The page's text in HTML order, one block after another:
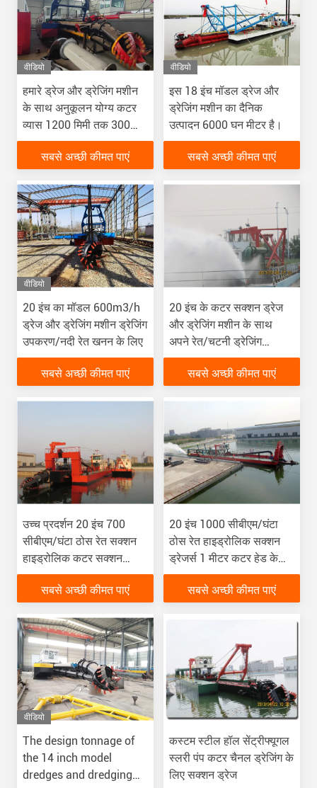
वीडियो
हमारे ड्रेज और ड्रेजिंग मशीन
के साथ अनुकूलन योग्य कटर
व्यास 1200 मिमी तक 300
मिमी तक सक्शन व्यास
सबसे अच्छी कीमत पाएं
वीडियो
इस 18 इंच मॉडल ड्रेज और
ड्रेजिंग मशीन का दैनिक
उत्पादन 6000 घन मीटर है।
सबसे अच्छी कीमत पाएं
वीडियो
20 इंच का मॉडल 600m3/h
ड्रेज और ड्रेजिंग मशीन ड्रेजिंग
उपकरण/नदी रेत खनन के लिए
सबसे अच्छी कीमत पाएं
20 इंच के कटर सक्शन ड्रेज
और ड्रेजिंग मशीन के साथ
अपने रेत/चटनी ड्रेजिंग
प्रोजेक्ट्स को अधिकतम करें
सबसे अच्छी कीमत पाएं
उच्च प्रदर्शन 20 इंच 700
सीबीएम/घंटा ठोस रेत सक्शन
हाइड्रोलिक कटर सक्शन
ड्रेजर ड्रेजिंग के लिए स्पड
कैरी के साथ
सबसे अच्छी कीमत पाएं
20 इंच 1000 सीबीएम/घंटा
ठोस रेत हाइड्रोलिक सक्शन
ड्रेजर्स 1 मीटर कटर हेड के
साथ स्टॉक में नए ड्रेजर
सबसे अच्छी कीमत पाएं
वीडियो
The design tonnage of
the 14 inch model
dredges and dredging
कस्टम स्टील हॉल सेंट्रीफ्यूगल
स्लरी पंप कटर चैनल ड्रेजिंग के
लिए सक्शन ड्रेज